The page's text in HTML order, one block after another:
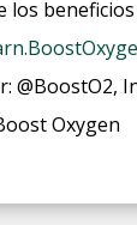
@BoostO2,
Oxygen